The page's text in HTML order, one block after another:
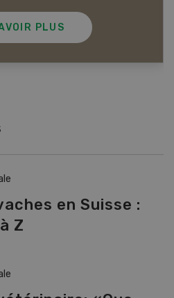
PLUS
en Suisse :
Z